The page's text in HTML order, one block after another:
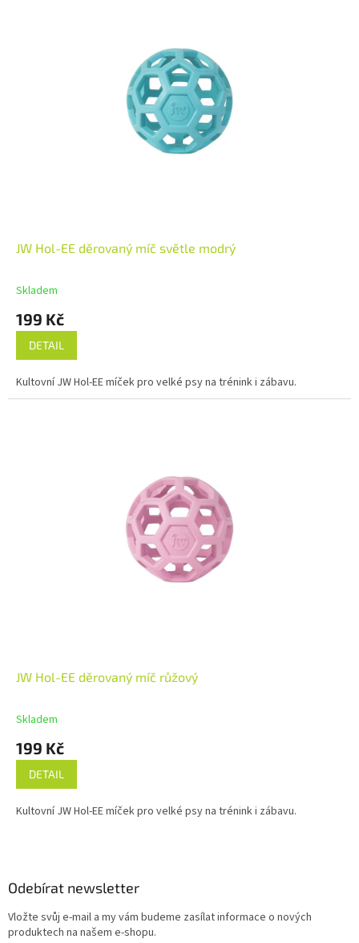
JW Hol-EE děrovaný míč světle modrý
Skladem
199 Kč
DETAIL
Kultovní JW Hol-EE míček pro velké psy na trénink i zábavu.
JW Hol-EE děrovaný míč růžový
Skladem
199 Kč
DETAIL
Kultovní JW Hol-EE míček pro velké psy na trénink i zábavu.
Odebírat newsletter
Vložte svůj e-mail a my vám budeme zasílat informace o nových
produktech na našem e-shopu.